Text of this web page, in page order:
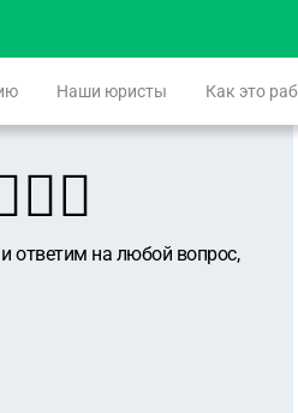
Наши юристы Как это
ответим на любой вопрос,